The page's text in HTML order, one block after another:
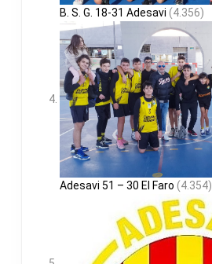
B. S. G. 18-31 Adesavi (4.356)
Adesavi 51 – 30 El Faro (4.354)